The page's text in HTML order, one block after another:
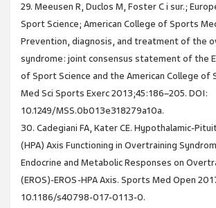
29. Meeusen R, Duclos M, Foster C i sur.;
Sport Science; American College of Sports
Prevention, diagnosis, and treatment of the
syndrome: joint consensus statement of the
of Sport Science and the American College of
Med Sci Sports Exerc 2013;45:186–205. DOI:
10.1249/MSS.0b013e318279a10a.
30. Cadegiani FA, Kater CE. Hypothalamic-
(HPA) Axis Functioning in Overtraining
Endocrine and Metabolic Responses on
(EROS)-EROS-HPA Axis. Sports Med Open
10.1186/s40798-017-0113-0.